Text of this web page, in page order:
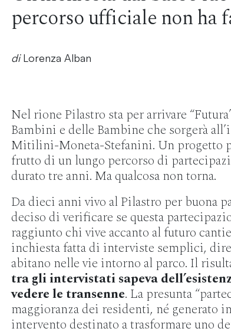
percorso ufficiale non ha
di Lorenza Alban
Nel rione Pilastro sta per arrivare
Bambini e delle Bambine che sorgerà
Mitilini-Moneta-Stefanini. Un progetto
frutto di un lungo percorso di
durato tre anni. Ma qualcosa non torna.
Da dieci anni vivo al Pilastro per buona
deciso di verificare se questa
raggiunto chi vive accanto al futuro
inchiesta fatta di interviste semplici,
abitano nelle vie intorno al parco. Il
tra gli intervistati sapeva
vedere le transenne. La presunta
maggioranza dei residenti, né generato
intervento destinato a trasformare uno